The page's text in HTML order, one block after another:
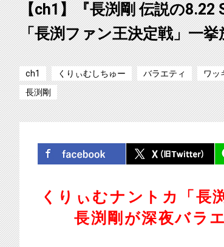
【ch1】『長渕剛 伝説の8.22
「長渕ファン王決定戦」一挙
ch1 くりぃむしちゅー バラエティ ワッ
長渕剛
シェア
くりぃむナントカ「長
長渕剛が深夜バラ